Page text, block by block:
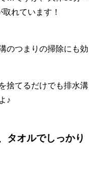
れています！
のつまりの掃除にも効
捨てるだけでも排水溝
♪
タオルでしっかり